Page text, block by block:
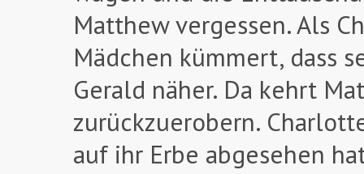
Matthew vergessen. Als
Mädchen kümmert, dass
Gerald näher. Da kehrt
zurückzuerobern.
auf ihr Erbe abgesehen